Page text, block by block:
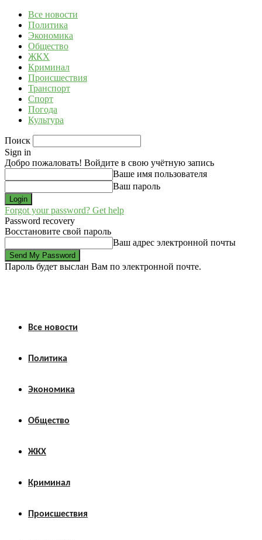
Все новости
Политика
Экономика
Общество
ЖКХ
Криминал
Происшествия
Транспорт
Спорт
Погода
Культура
Поиск
Sign in
Добро пожаловать! Войдите в свою учётную запись
Ваше имя пользователя
Ваш пароль
Forgot your password? Get help
Password recovery
Восстановите свой пароль
Ваш адрес электронной почты
Пароль будет выслан Вам по электронной почте.
Все новости
Политика
Экономика
Общество
ЖКХ
Криминал
Происшествия